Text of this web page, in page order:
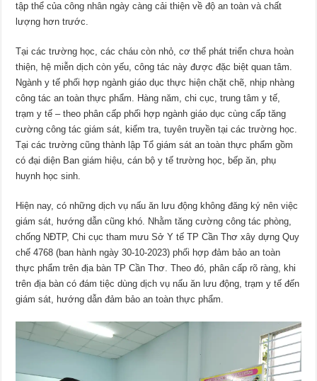
tập thể của công nhân ngày càng cải thiện về độ an toàn và chất
lượng hơn trước.
Tại các trường học, các cháu còn nhỏ, cơ thể phát triển chưa hoàn
thiện, hệ miễn dịch còn yếu, công tác này được đặc biệt quan tâm.
Ngành y tế phối hợp ngành giáo dục thực hiện chặt chẽ, nhịp nhàng
công tác an toàn thực phẩm. Hàng năm, chi cục, trung tâm y tế,
trạm y tế – theo phân cấp phối hợp ngành giáo dục cùng cấp tăng
cường công tác giám sát, kiểm tra, tuyên truyền tại các trường học.
Tại các trường cũng thành lập Tổ giám sát an toàn thực phẩm gồm
có đại diện Ban giám hiệu, cán bộ y tế trường học, bếp ăn, phụ
huynh học sinh.
Hiện nay, có những dịch vụ nấu ăn lưu động không đăng ký nên việc
giám sát, hướng dẫn cũng khó. Nhằm tăng cường công tác phòng,
chống NÐTP, Chi cục tham mưu Sở Y tế TP Cần Thơ xây dựng Quy
chế 4768 (ban hành ngày 30-10-2023) phối hợp đảm bảo an toàn
thực phẩm trên địa bàn TP Cần Thơ. Theo đó, phân cấp rõ ràng, khi
trên địa bàn có đám tiệc dùng dịch vụ nấu ăn lưu động, trạm y tế đến
giám sát, hướng dẫn đảm bảo an toàn thực phẩm.